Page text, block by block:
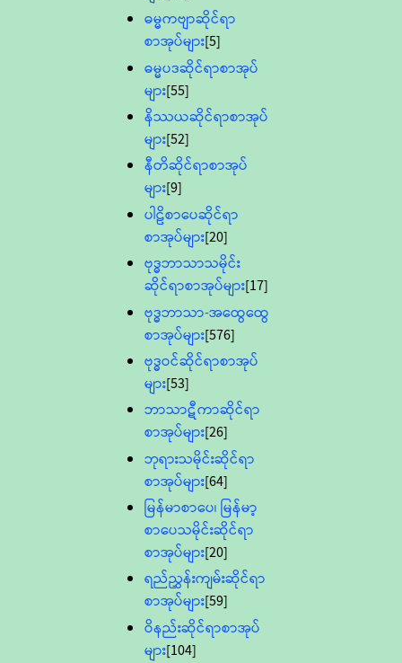
ဓမ္မကဗျာဆိုင်ရာ
စာအုပ်များ[5]
ဓမ္မပဒဆိုင်ရာစာအုပ်
များ[55]
နိဿယဆိုင်ရာစာအုပ်
များ[52]
နီတိဆိုင်ရာစာအုပ်
များ[9]
ပါဠိစာပေဆိုင်ရာ
စာအုပ်များ[20]
ဗုဒ္ဓဘာသာသမိုင်း
ဆိုင်ရာစာအုပ်များ[17]
ဗုဒ္ဓဘာသာ-အထွေထွေ
စာအုပ်များ[576]
ဗုဒ္ဓဝင်ဆိုင်ရာစာအုပ်
များ[53]
ဘာသာဋီကာဆိုင်ရာ
စာအုပ်များ[26]
ဘုရားသမိုင်းဆိုင်ရာ
စာအုပ်များ[64]
မြန်မာစာပေ၊ မြန်မာ့
စာပေသမိုင်းဆိုင်ရာ
စာအုပ်များ[20]
ရည်ညွှန်းကျမ်းဆိုင်ရာ
စာအုပ်များ[59]
ဝိနည်းဆိုင်ရာစာအုပ်
များ[104]